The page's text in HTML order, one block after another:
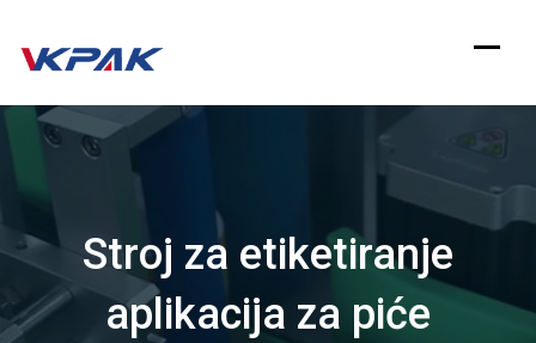
Preskoči
Stroj za etiketiranje
aplikacija za piće